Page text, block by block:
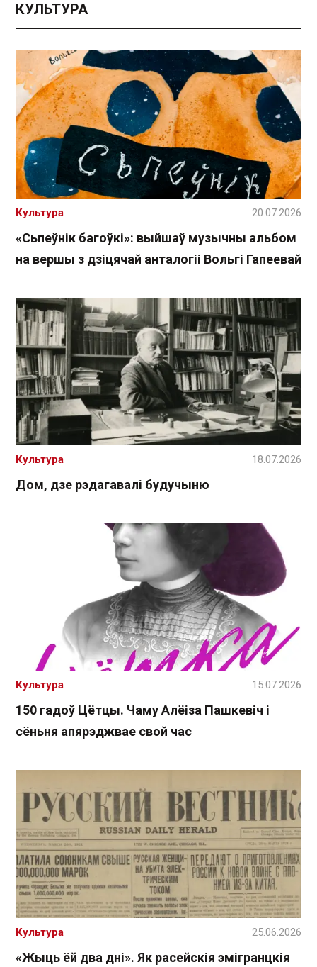
КУЛЬТУРА
«Сьпеўнік багоўкі»: выйшаў музычны альбом
на вершы з дзіцячай анталогіі Вольгі Гапеевай
Культура 20.07.2026
Дом, дзе рэдагавалі будучыню
Культура 18.07.2026
150 гадоў Цётцы. Чаму Алёіза Пашкевіч і
сёньня апярэджвае свой час
Культура 15.07.2026
«Жыць ёй два дні». Як расейскія эмігранцкія
Культура 25.06.2026